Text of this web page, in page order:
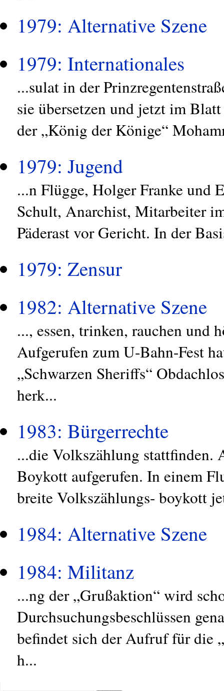
1979: Alternative Szene
1979: Internationales
...sulat in der
sie übersetzen und jetzt im
der „König der Könige“
1979: Jugend
...n Flügge, Holger Franke und
Schult, Anarchist, Mitarbeiter
Päderast vor Gericht. In der
1979: Zensur
1982: Alternative Szene
..., essen, trinken, rauchen und
Aufgerufen zum U-Bahn-Fest
„Schwarzen Sheriffs“
herk...
1983: Bürgerrechte
...die Volkszählung stattfinden.
Boykott aufgerufen. In einem
breite Volkszählungs- boykott
1984: Alternative Szene
1984: Militanz
...ng der „Grußaktion“ wird
Durchsuchungsbeschlüssen
befindet sich der Aufruf für die
h...